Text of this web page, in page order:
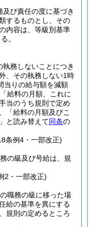
び責任の度に基づき
するものとし、その
内容は、等級別基準
。
務しないことにつき
、その執務しない1時
当りの給与額を減額
給料の月額、これに
当のうち規則で定め
「給料の月額及びこ
と読み替えて同条の
条例4・一部改正)
の級及び号給は、規
2・一部改正)
職務の級に移った場
給の基準を異にする
規則の定めるところ